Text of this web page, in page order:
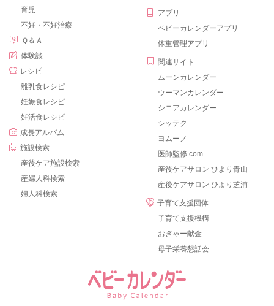
育児
不妊・不妊治療
Ｑ＆Ａ
体験談
レシピ
離乳食レシピ
妊娠食レシピ
妊活食レシピ
成長アルバム
施設検索
産後ケア施設検索
産婦人科検索
婦人科検索
アプリ
ベビーカレンダーアプリ
体重管理アプリ
関連サイト
ムーンカレンダー
ウーマンカレンダー
シニアカレンダー
シッテク
ヨムーノ
医師監修.com
産後ケアサロン ひより青山
産後ケアサロン ひより芝浦
子育て支援団体
子育て支援機構
おぎゃー献金
母子栄養懇話会